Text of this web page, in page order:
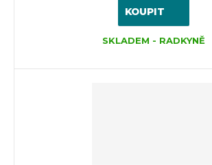
KOUPIT
SKLADEM - RADKYNĚ